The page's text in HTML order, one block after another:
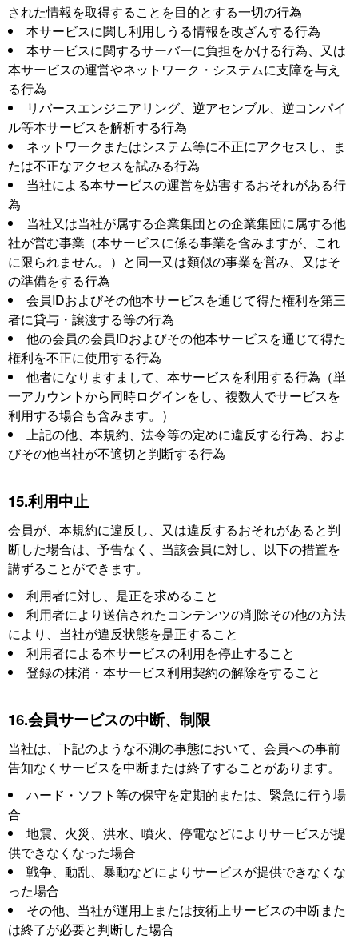
された情報を取得することを目的とする一切の行為
本サービスに関し利用しうる情報を改ざんする行為
本サービスに関するサーバーに負担をかける行為、又は
本サービスの運営やネットワーク・システムに支障を与え
る行為
リバースエンジニアリング、逆アセンブル、逆コンパイ
ル等本サービスを解析する行為
ネットワークまたはシステム等に不正にアクセスし、ま
たは不正なアクセスを試みる行為
当社による本サービスの運営を妨害するおそれがある行
為
当社又は当社が属する企業集団との企業集団に属する他
社が営む事業（本サービスに係る事業を含みますが、これ
に限られません。）と同一又は類似の事業を営み、又はそ
の準備をする行為
会員IDおよびその他本サービスを通じて得た権利を第三
者に貸与・譲渡する等の行為
他の会員の会員IDおよびその他本サービスを通じて得た
権利を不正に使用する行為
他者になりますまして、本サービスを利用する行為（単
一アカウントから同時ログインをし、複数人でサービスを
利用する場合も含みます。）
上記の他、本規約、法令等の定めに違反する行為、およ
びその他当社が不適切と判断する行為
15.利用中止
会員が、本規約に違反し、又は違反するおそれがあると判
断した場合は、予告なく、当該会員に対し、以下の措置を
講ずることができます。
利用者に対し、是正を求めること
利用者により送信されたコンテンツの削除その他の方法
により、当社が違反状態を是正すること
利用者による本サービスの利用を停止すること
登録の抹消・本サービス利用契約の解除をすること
16.会員サービスの中断、制限
当社は、下記のような不測の事態において、会員への事前
告知なくサービスを中断または終了することがあります。
ハード・ソフト等の保守を定期的または、緊急に行う場
合
地震、火災、洪水、噴火、停電などによりサービスが提
供できなくなった場合
戦争、動乱、暴動などによりサービスが提供できなくな
った場合
その他、当社が運用上または技術上サービスの中断また
は終了が必要と判断した場合